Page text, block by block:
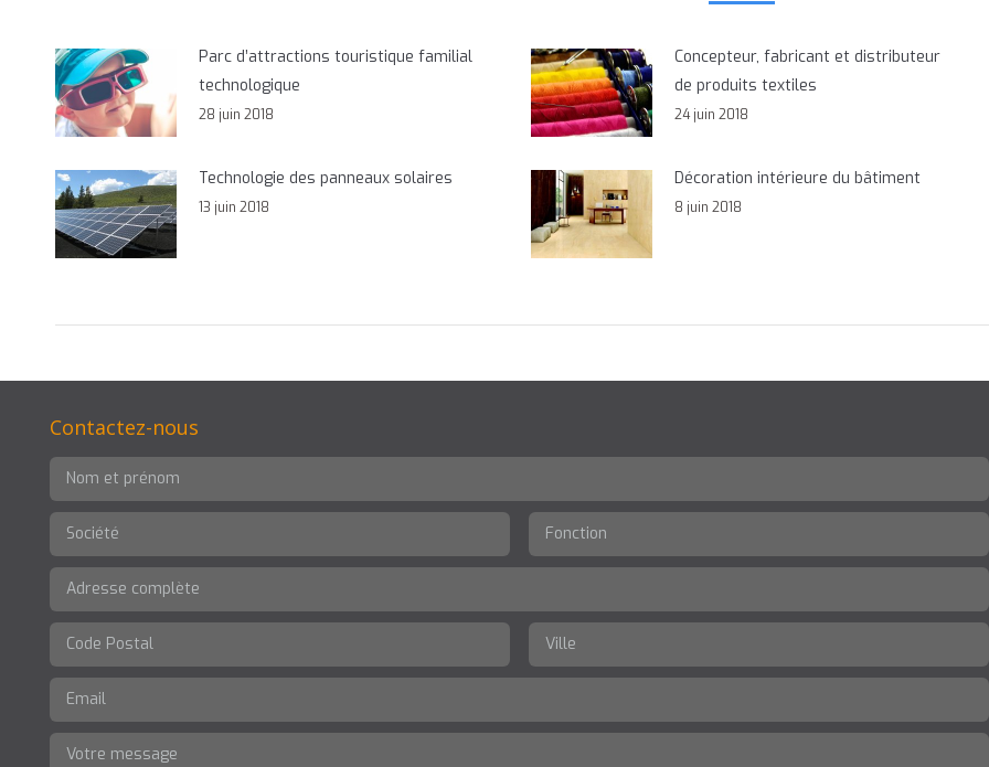
Parc d’attractions touristique familial
technologique
28 juin 2018
Concepteur, fabricant et distributeur
de produits textiles
24 juin 2018
Technologie des panneaux solaires
13 juin 2018
Décoration intérieure du bâtiment
8 juin 2018
Contactez-nous